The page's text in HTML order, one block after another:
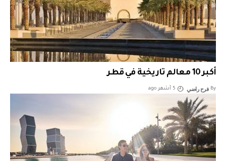
أكبر 10 معالم تاريخية في قطر
By فرح راضي 5 أشهر ago